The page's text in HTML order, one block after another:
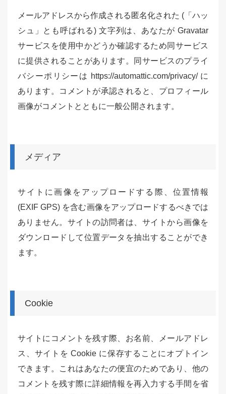
メールアドレスから作成される匿名化された (「ハッ
シュ」とも呼ばれる) 文字列は、あなたが Gravatar
サービスを使用中かどうか確認するため同サービス
に提供されることがあります。同サービスのプライ
バシーポリシーは https://automattic.com/privacy/ に
あります。コメントが承認されると、プロフィール
画像がコメントとともに一般公開されます。
メディア
サイトに画像をアップロードする際、位置情報
(EXIF GPS) を含む画像をアップロードするべきでは
ありません。サイトの訪問者は、サイトから画像を
ダウンロードして位置データを抽出することができ
ます。
Cookie
サイトにコメントを残す際、お名前、メールアドレ
ス、サイトを Cookie に保存することにオプトイン
できます。これはあなたの便宜のためであり、他の
コメントを残す際に詳細情報を再入力する手間を省